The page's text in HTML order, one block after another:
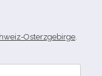
Osterzgebirge